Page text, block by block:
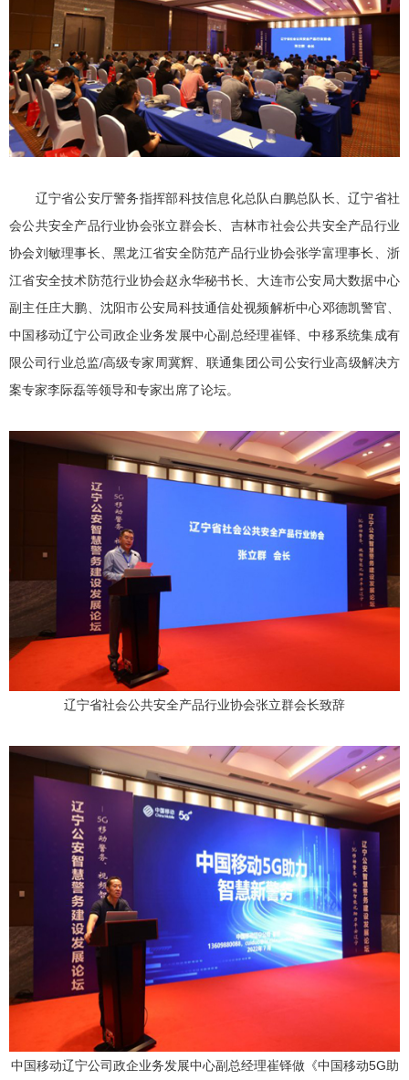
辽宁省公安厅警务指挥部科技信息化总队白鹏总队长、辽宁省社
会公共安全产品行业协会张立群会长、吉林市社会公共安全产品行业
协会刘敏理事长、黑龙江省安全防范产品行业协会张学富理事长、浙
江省安全技术防范行业协会赵永华秘书长、大连市公安局大数据中心
副主任庄大鹏、沈阳市公安局科技通信处视频解析中心邓德凯警官、
中国移动辽宁公司政企业务发展中心副总经理崔铎、中移系统集成有
限公司行业总监/高级专家周冀辉、联通集团公司公安行业高级解决方
案专家李际磊等领导和专家出席了论坛。
辽宁省社会公共安全产品行业协会张立群会长致辞
中国移动辽宁公司政企业务发展中心副总经理崔铎做《中国移动5G助